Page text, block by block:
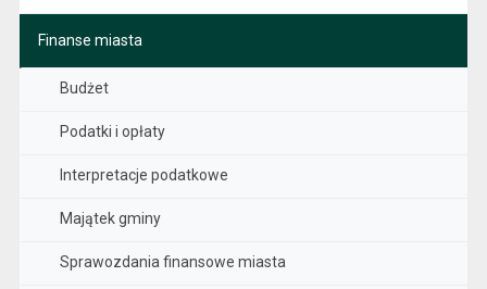
Finanse miasta
Budżet
Podatki i opłaty
Interpretacje podatkowe
Majątek gminy
Sprawozdania finansowe miasta